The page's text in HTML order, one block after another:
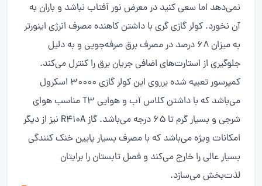
نمی‌دهد اما سعی کنید در معرض نور آفتاب نباشد و باران به
آن نخورد. کولر گازی گری با داشتن کاهنده مصرف انرژی اینورتر
به میزان ۶۸ درصد در مصرف برق صرفه‌جویی و به دلیل
جلوگیری از استارت‌های اضافی جریان برق را کنترل می‌کند.
کمپرسور تعبیه شده برروی این کولر گازی ۳۰۰۰۰ اسکرول
می‌باشد که با داشتن کلاس آب و هوایی T3 مناسب هوای
شرجی و بسیار گرم تا ۶۵ درجه می‌باشد. گاز R410A نیز از دیگر
امکانات ویژه می‌باشد که با مصرف بسیار پایین خنک کنندگی
بسیار عالی را خارج می‌کند و فصل تابستان را برایتان
لذت‌بخش می‌سازد.